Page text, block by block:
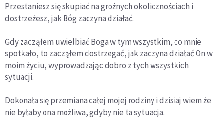
Przestaniesz się skupiać na groźnych okolicznościach i
dostrzeżesz, jak Bóg zaczyna działać.
Gdy zacząłem uwielbiać Boga w tym wszystkim, co mnie
spotkało, to zacząłem dostrzegać, jak zaczyna działać On w
moim życiu, wyprowadzając dobro z tych wszystkich
sytuacji.
Dokonała się przemiana całej mojej rodziny i dzisiaj wiem że
nie byłaby ona możliwa, gdyby nie ta sytuacja.